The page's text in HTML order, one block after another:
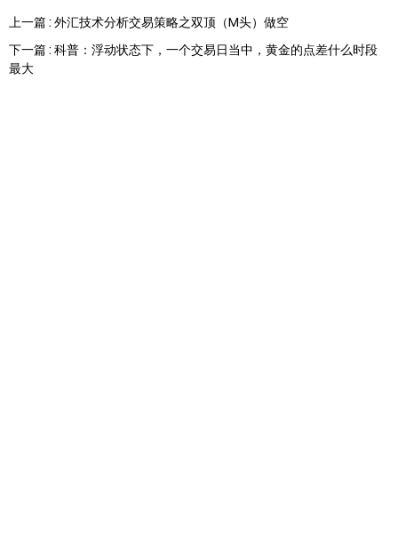
上一篇 : 外汇技术分析交易策略之双顶（M头）做空
下一篇 : 科普：浮动状态下，一个交易日当中，黄金的点差什么时段
最大